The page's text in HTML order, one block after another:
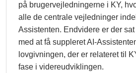
på brugervejledningerne i KY,
alle de centrale vejledninger
Assistenten. Endvidere er der
med at få suppleret AI-
lovgivningen, der er relateret til
fase i videreudviklingen.